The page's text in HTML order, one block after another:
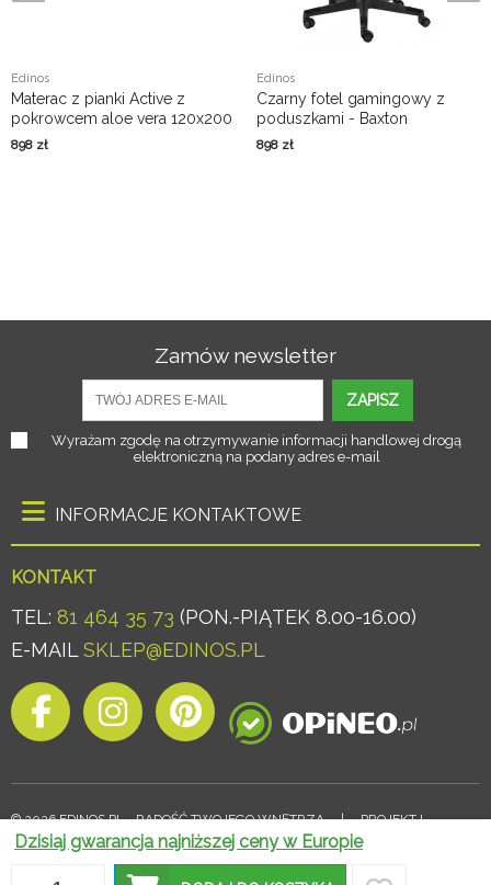
Dzisiaj gwarancja najniższej ceny w Europie
Edinos
Materac z pianki Active z
pokrowcem aloe vera 120x200
- Helmi
898 zł
Edinos
Czarny fotel gamingowy z
poduszkami - Baxton
898 zł
Zamów newsletter
ZAPISZ
Wyrażam zgodę na otrzymywanie informacji handlowej drogą
elektroniczną na podany adres e-mail
INFORMACJE KONTAKTOWE
KONTAKT
TEL: 81 464 35 73 (PON.-PIĄTEK 8.00-16.00)
E-MAIL SKLEP@EDINOS.PL
© 2026 EDINOS.PL - RADOŚĆ TWOJEGO WNĘTRZA | PROJEKT I
OPROGRAMOWANIE SKLEPU:EBEXO